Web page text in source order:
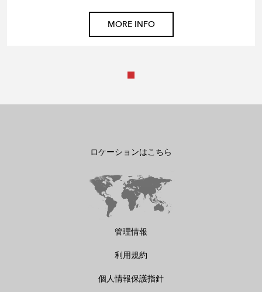
MORE INFO
ロケーションはこちら
管理情報
利用規約
個人情報保護指針